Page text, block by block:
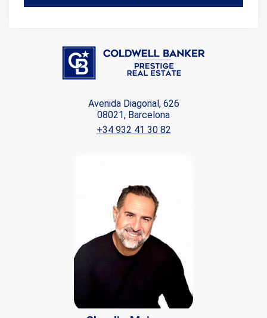
Avenida Diagonal, 626
08021, Barcelona
+34 932 41 30 82